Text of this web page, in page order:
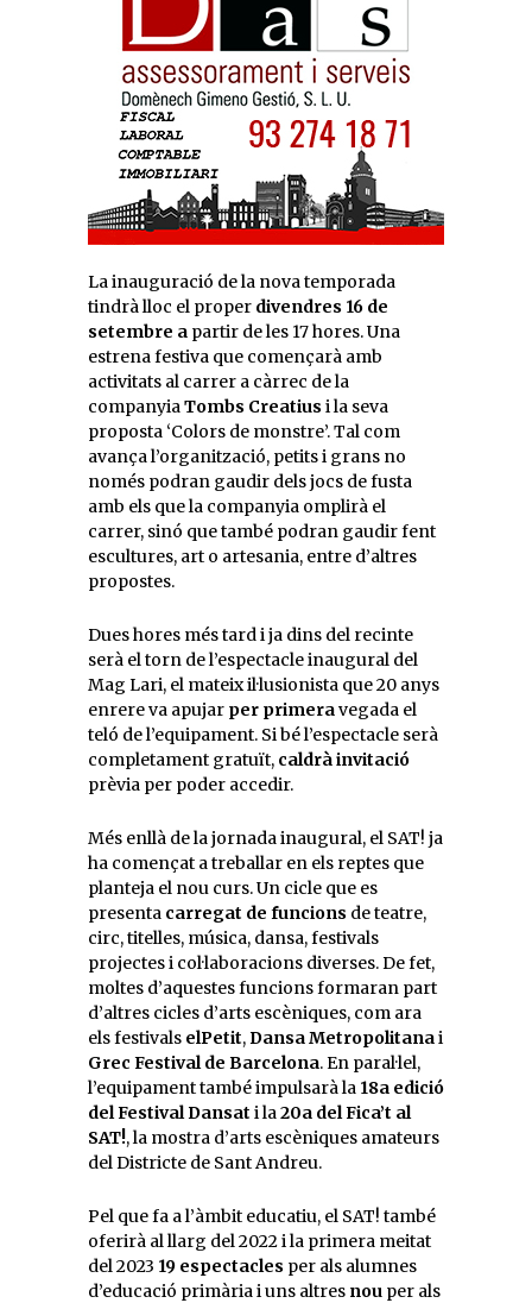
La inauguració de la nova temporada
tindrà lloc el proper divendres 16 de
setembre a partir de les 17 hores. Una
estrena festiva que començarà amb
activitats al carrer a càrrec de la
companyiaTombs Creatius i la seva
proposta ‘Colors de monstre’. Tal com
avança l’organització, petits i grans no
només podran gaudir dels jocs de fusta
amb els que la companyia omplirà el
carrer, sinó que també podran gaudir fent
escultures, art o artesania, entre d’altres
propostes.
Dues hores més tard i ja dins del recinte
serà el torn de l’espectacle inaugural del
Mag Lari, el mateix il·lusionista que 20 anys
enrere va apujar per primeravegada el
teló de l’equipament. Si bé l’espectacle serà
completament gratuït, caldrà invitació
prèvia per poder accedir.
Més enllà de la jornada inaugural, el SAT! ja
ha començat a treballar en els reptes que
planteja el nou curs. Un cicle que es
presenta carregat de funcions de teatre,
circ, titelles, música, dansa, festivals
projectes i col·laboracions diverses. De fet,
moltes d’aquestes funcions formaran part
d’altres cicles d’arts escèniques, com ara
els festivals elPetit,Dansa Metropolitanai
Grec Festival de Barcelona. En paral·lel,
l’equipament també impulsarà la 18a edició
del Festival Dansat i la20a del Fica’t al
SAT!, la mostra d’arts escèniques amateurs
del Districte de Sant Andreu.
Pel que fa a l’àmbit educatiu, el SAT! també
oferirà al llarg del 2022 i la primera meitat
del 2023 19 espectacles per als alumnes
d’educació primària i uns altres nou per als